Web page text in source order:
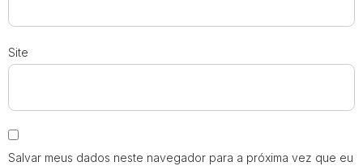
Site
Salvar meus dados neste navegador para a próxima vez que eu